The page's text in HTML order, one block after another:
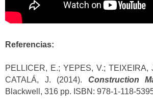
Referencias:
PELLICER, E.; YEPES, V.; TEIXEIRA,
CATALÁ, J. (2014). Construction
Blackwell, 316 pp. ISBN: 978-1-118-